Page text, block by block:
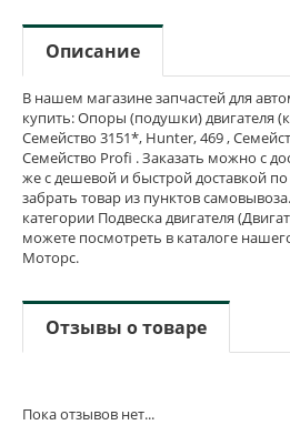
Описание
В нашем магазине запчастей для
купить: Опоры (подушки) двигателя
Семейство 3151*, Hunter, 469 ,
Семейство Profi . Заказать можно с
же с дешевой и быстрой доставкой
забрать товар из пунктов
категории Подвеска двигателя
можете посмотреть в каталоге
Моторс.
Отзывы о товаре
Пока отзывов нет...